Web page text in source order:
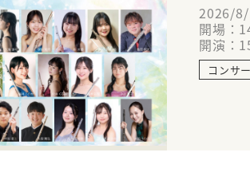
2026/
開場：
開演：
コンサ